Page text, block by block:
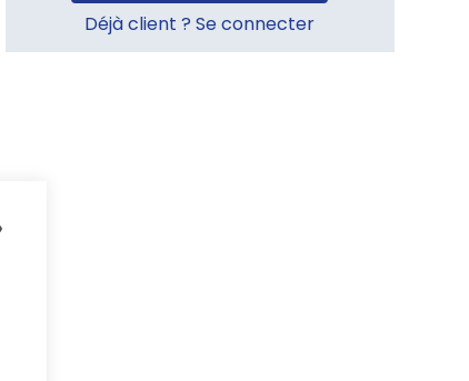
Déjà client ? Se connecter